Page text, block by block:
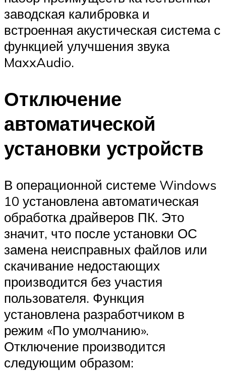
заводская калибровка и
встроенная акустическая система с
функцией улучшения звука
MaxxAudio.
Отключение
автоматической
установки устройств
В операционной системе Windows
10 установлена автоматическая
обработка драйверов ПК. Это
значит, что после установки ОС
замена неисправных файлов или
скачивание недостающих
производится без участия
пользователя. Функция
установлена разработчиком в
режим «По умолчанию».
Отключение производится
следующим образом: